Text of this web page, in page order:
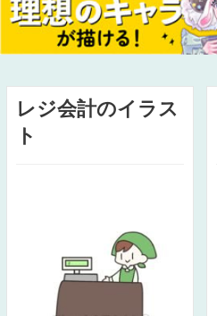
レジ会計のイラス
ト